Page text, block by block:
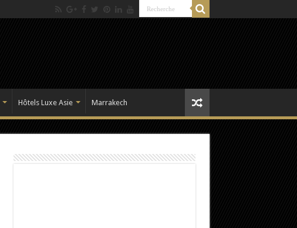
Hôtels Luxe Asie Marrakech